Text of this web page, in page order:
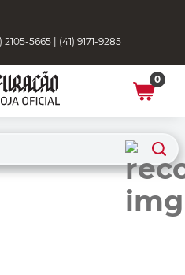
2105-5665 | (41) 9171-9285
0